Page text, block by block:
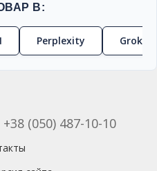
В:
Perplexity Grok
+38 (050) 487-10-10